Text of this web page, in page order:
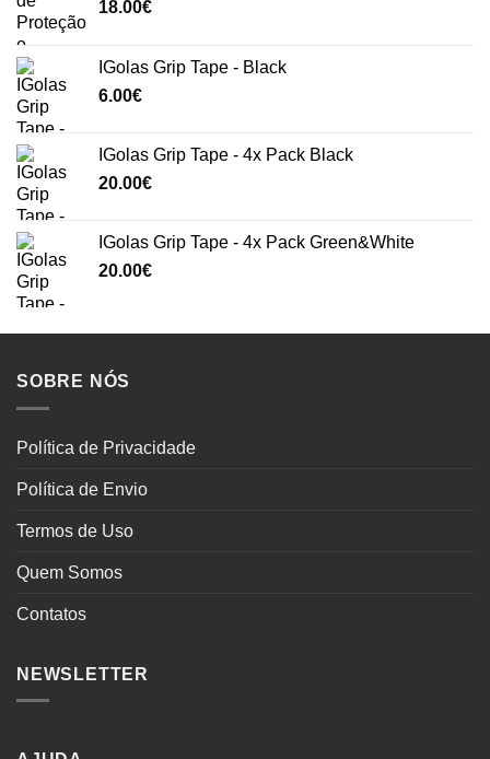
18.00€
IGolas Grip Tape - Black
6.00€
IGolas Grip Tape - 4x Pack Black
20.00€
IGolas Grip Tape - 4x Pack Green&White
20.00€
SOBRE NÓS
Política de Privacidade
Política de Envio
Termos de Uso
Quem Somos
Contatos
NEWSLETTER